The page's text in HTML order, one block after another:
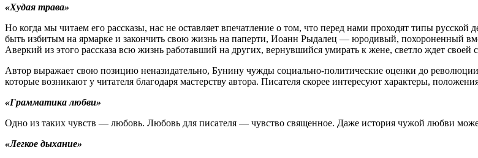
«Худая трава»
Но когда мы читаем его рассказы, нас не оставляет впечатление о том, что перед нами проходят типы
быть избитым на ярмарке и закончить свою жизнь на паперти, Иоанн Рыдалец — юродивый, похороненный
Аверкий из этого рассказа всю жизнь работавший на других, вернувшийся умирать к жене, светло ждет
Автор выражает свою позицию неназидательно, Бунину чужды социально-политические оценки до
которые возникают у читателя благодаря мастерству автора. Писателя скорее интересуют характеры,
«Грамматика любви»
Одно из таких чувств — любовь. Любовь для писателя — чувство священное. Даже история чужой любви
«Легкое дыхание»